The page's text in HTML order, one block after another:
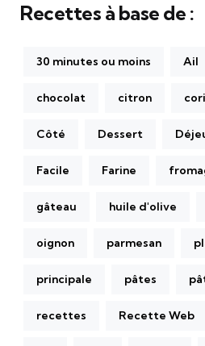
Recettes à base de :
30 minutes ou moins Ail
chocolat citron
Côté Dessert
Facile Farine
gâteau huile d'olive
oignon parmesan
principale pâtes
recettes Recette Web